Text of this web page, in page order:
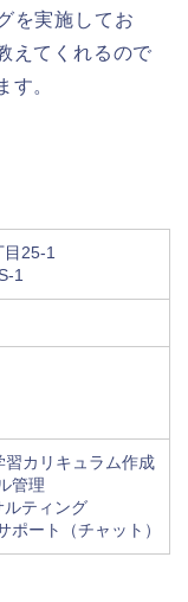
を実施してお
えてくれるので
す。
目25-1
1
カリキュラム作成
管理
ティング
ポート（チャット）